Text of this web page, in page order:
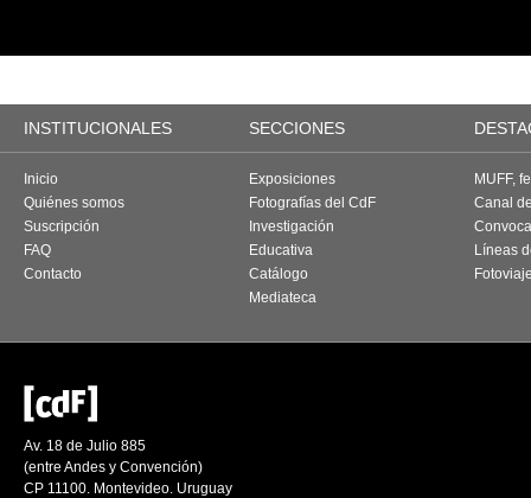
INSTITUCIONALES SECCIONES
Inicio
Quiénes somos
Suscripción
FAQ
Contacto
Exposiciones
Fotografías del CdF
Investigación
Educativa
Catálogo
Mediateca
MUFF,
Canal
Líneas
Av. 18 de Julio 885
(entre Andes y Convención)
CP 11100. Montevideo. Uruguay